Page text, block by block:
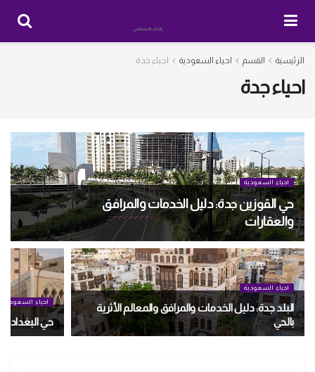
الرئيسية القسم احياء السعودية احياء جدة
احياء جدة
احياء السعودية
حي القوزين جدة: دليل الخدمات والمرافق
والعقارات
احياء السعودية
البلد جدة: دليل الخدمات والمرافق والمعالم الأثرية
بالحي
احياء السعودية
حي